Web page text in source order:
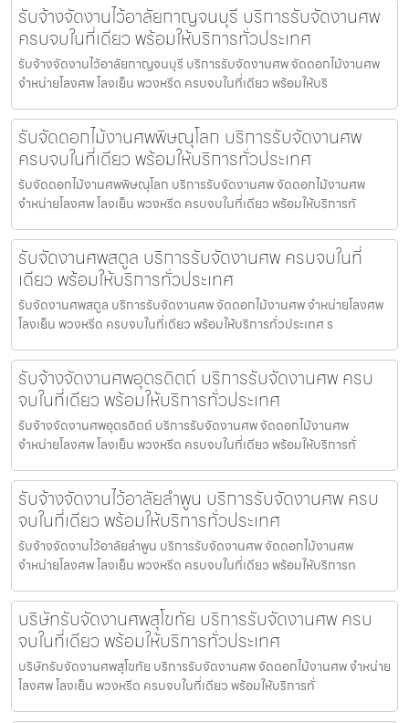
รับจ้างจัดงานไว้อาลัยกาญจนบุรี บริการรับจัดงานศพ
ครบจบในที่เดียว พร้อมให้บริการทั่วประเทศ
รับจ้างจัดงานไว้อาลัยกาญจนบุรี บริการรับจัดงานศพ จัดดอกไม้งานศพ
จำหน่ายโลงศพ โลงเย็น พวงหรีด ครบจบในที่เดียว พร้อมให้บริ
รับจัดดอกไม้งานศพพิษณุโลก บริการรับจัดงานศพ
ครบจบในที่เดียว พร้อมให้บริการทั่วประเทศ
รับจัดดอกไม้งานศพพิษณุโลก บริการรับจัดงานศพ จัดดอกไม้งานศพ
จำหน่ายโลงศพ โลงเย็น พวงหรีด ครบจบในที่เดียว พร้อมให้บริการทั
รับจัดงานศพสตูล บริการรับจัดงานศพ ครบจบในที่
เดียว พร้อมให้บริการทั่วประเทศ
รับจัดงานศพสตูล บริการรับจัดงานศพ จัดดอกไม้งานศพ จำหน่ายโลงศพ
โลงเย็น พวงหรีด ครบจบในที่เดียว พร้อมให้บริการทั่วประเทศ ร
รับจ้างจัดงานศพอุตรดิตถ์ บริการรับจัดงานศพ ครบ
จบในที่เดียว พร้อมให้บริการทั่วประเทศ
รับจ้างจัดงานศพอุตรดิตถ์ บริการรับจัดงานศพ จัดดอกไม้งานศพ
จำหน่ายโลงศพ โลงเย็น พวงหรีด ครบจบในที่เดียว พร้อมให้บริการทั่
รับจ้างจัดงานไว้อาลัยลำพูน บริการรับจัดงานศพ ครบ
จบในที่เดียว พร้อมให้บริการทั่วประเทศ
รับจ้างจัดงานไว้อาลัยลำพูน บริการรับจัดงานศพ จัดดอกไม้งานศพ
จำหน่ายโลงศพ โลงเย็น พวงหรีด ครบจบในที่เดียว พร้อมให้บริการท
บริษัทรับจัดงานศพสุโขทัย บริการรับจัดงานศพ ครบ
จบในที่เดียว พร้อมให้บริการทั่วประเทศ
บริษัทรับจัดงานศพสุโขทัย บริการรับจัดงานศพ จัดดอกไม้งานศพ จำหน่าย
โลงศพ โลงเย็น พวงหรีด ครบจบในที่เดียว พร้อมให้บริการทั่